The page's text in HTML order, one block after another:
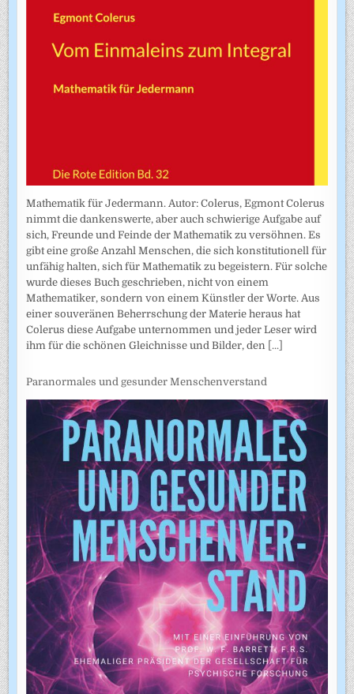
Mathematik für Jedermann. Autor: Colerus, Egmont Colerus
nimmt die dankenswerte, aber auch schwierige Aufgabe auf
sich, Freunde und Feinde der Mathematik zu versöhnen. Es
gibt eine große Anzahl Menschen, die sich konstitutionell für
unfähig halten, sich für Mathematik zu begeistern. Für solche
wurde dieses Buch geschrieben, nicht von einem
Mathematiker, sondern von einem Künstler der Worte. Aus
einer souveränen Beherrschung der Materie heraus hat
Colerus diese Aufgabe unternommen und jeder Leser wird
ihm für die schönen Gleichnisse und Bilder, den [...]
Paranormales und gesunder Menschenverstand